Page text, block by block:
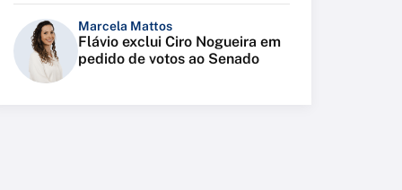
Marcela Mattos
Flávio exclui Ciro Nogueira em
pedido de votos ao Senado